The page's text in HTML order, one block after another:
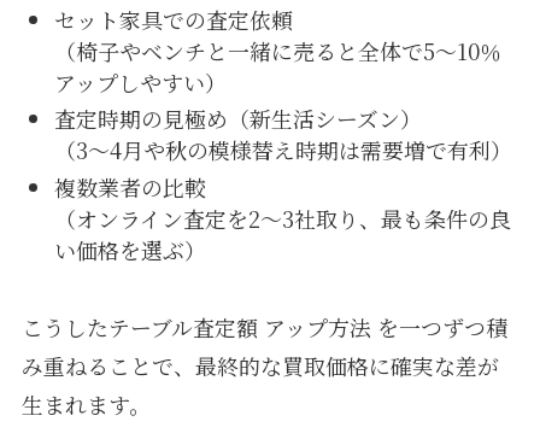
セット家具での査定依頼
（椅子やベンチと一緒に売ると全体で5〜10％
アップしやすい）
査定時期の見極め（新生活シーズン）
（3〜4月や秋の模様替え時期は需要増で有利）
複数業者の比較
（オンライン査定を2〜3社取り、最も条件の良
い価格を選ぶ）
こうしたテーブル査定額 アップ方法 を一つずつ積
み重ねることで、最終的な買取価格に確実な差が
生まれます。